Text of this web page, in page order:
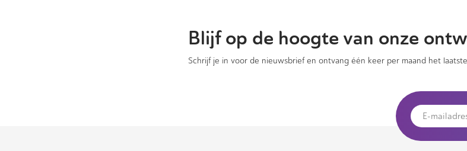
Blijf op de hoogte van onze
Schrijf je in voor de nieuwsbrief en ontvang één keer per maand het